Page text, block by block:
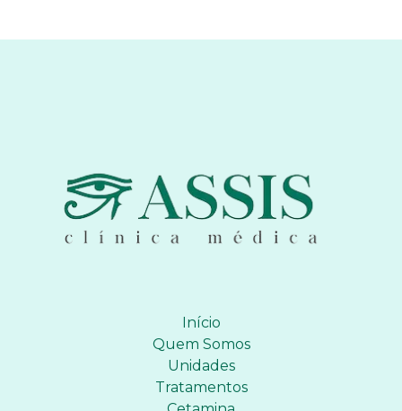
Início
Quem Somos
Unidades
Tratamentos